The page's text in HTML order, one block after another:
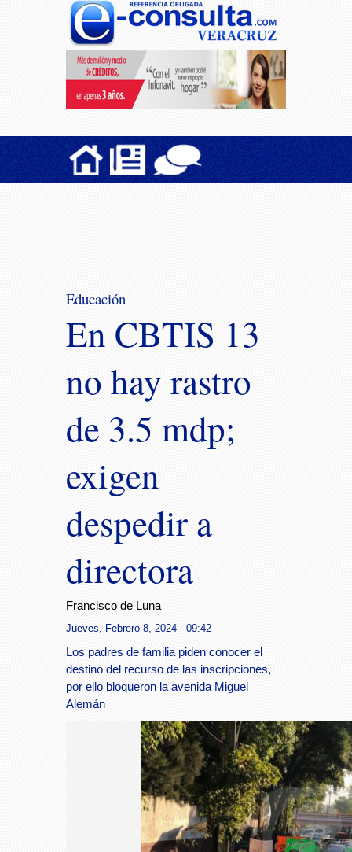
Educación
En CBTIS 13
no hay rastro
de 3.5 mdp;
exigen
despedir a
directora
Francisco de Luna
Jueves, Febrero 8, 2024 - 09:42
Los padres de familia piden conocer el
destino del recurso de las inscripciones,
por ello bloqueron la avenida Miguel
Alemán